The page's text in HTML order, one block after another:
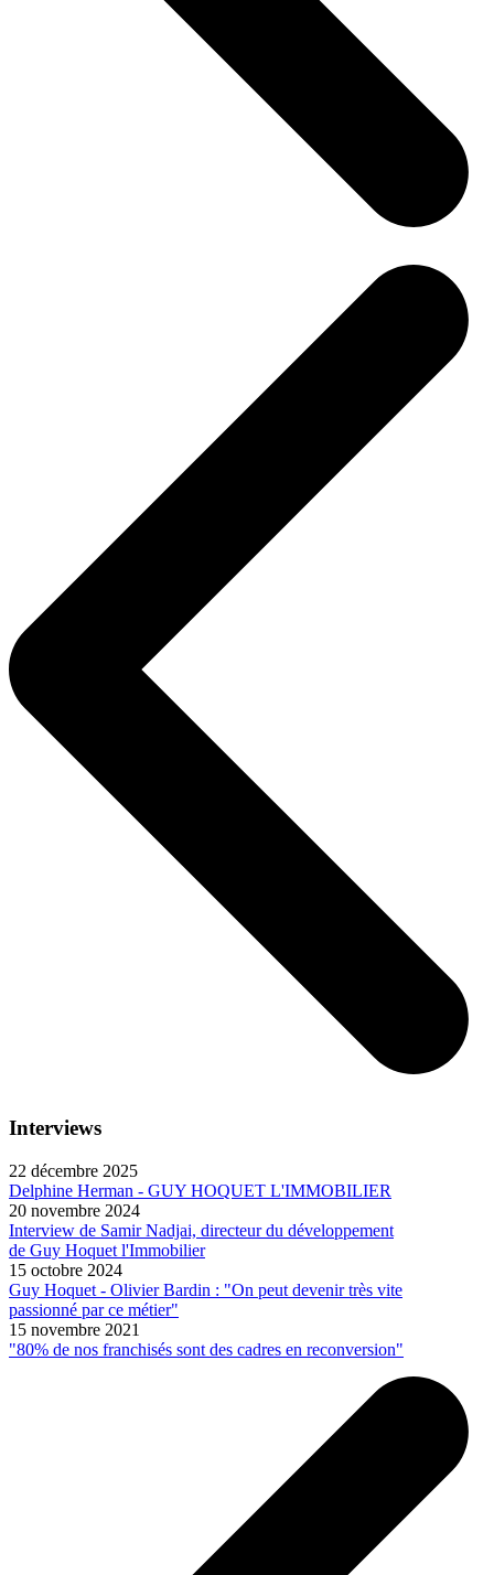
Interviews
22 décembre 2025
Delphine Herman - GUY HOQUET L'IMMOBILIER
20 novembre 2024
Interview de Samir Nadjai, directeur du développement
de Guy Hoquet l'Immobilier
15 octobre 2024
Guy Hoquet - Olivier Bardin : "On peut devenir très vite
passionné par ce métier"
15 novembre 2021
"80% de nos franchisés sont des cadres en reconversion"